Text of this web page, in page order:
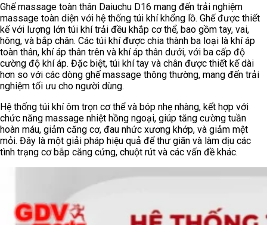
Ghế massage toàn thân Daiuchu D16 mang đến trải nghiệm
massage toàn diện với hệ thống túi khí khổng lồ. Ghế được thiết
kế với lượng lớn túi khí trải đều khắp cơ thể, bao gồm tay, vai,
hông, và bắp chân. Các túi khí được chia thành ba loại là khí áp
toàn thân, khí áp thân trên và khí áp thân dưới, với ba cấp độ
cường độ khí áp. Đặc biệt, túi khí tay và chân được thiết kế dài
hơn so với các dòng ghế massage thông thường, mang đến trải
nghiệm tối ưu cho người dùng.
Hệ thống túi khí ôm trọn cơ thể và bóp nhẹ nhàng, kết hợp với
chức năng massage nhiệt hồng ngoại, giúp tăng cường tuần
hoàn máu, giảm căng cơ, đau nhức xương khớp, và giảm mệt
mỏi. Đây là một giải pháp hiệu quả để thư giãn và làm dịu các
tình trạng cơ bắp căng cứng, chuột rút và các vấn đề khác.